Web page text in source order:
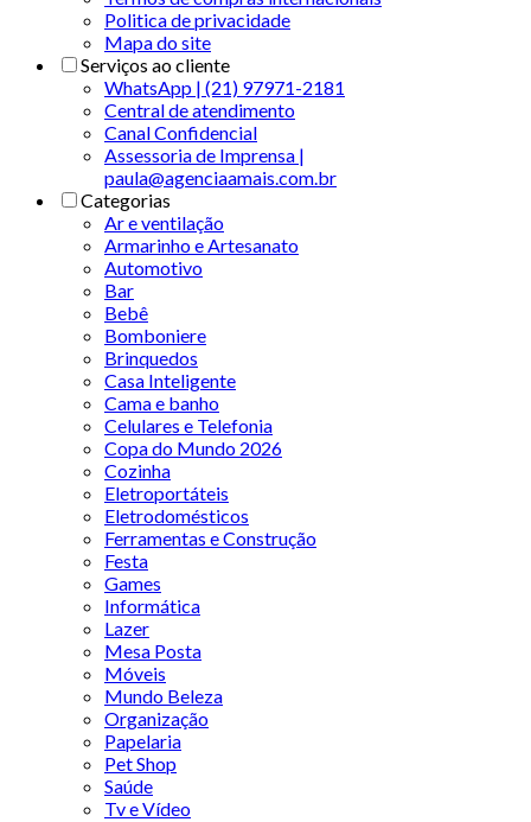
Politica de privacidade
Mapa do site
Serviços ao cliente
WhatsApp | (21) 97971-2181
Central de atendimento
Canal Confidencial
Assessoria de Imprensa |
paula@agenciaamais.com.br
Categorias
Ar e ventilação
Armarinho e Artesanato
Automotivo
Bar
Bebê
Bomboniere
Brinquedos
Casa Inteligente
Cama e banho
Celulares e Telefonia
Copa do Mundo 2026
Cozinha
Eletroportáteis
Eletrodomésticos
Ferramentas e Construção
Festa
Games
Informática
Lazer
Mesa Posta
Móveis
Mundo Beleza
Organização
Papelaria
Pet Shop
Saúde
Tv e Vídeo